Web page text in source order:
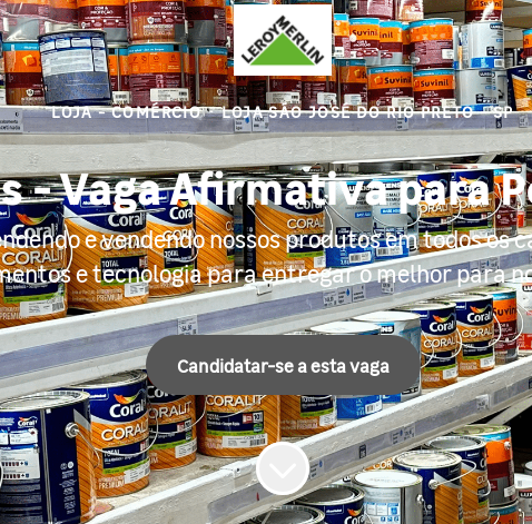
LOJA - COMÉRCIO · LOJA SÃO JOSÉ DO RIO PRETO - SP
- Vaga Afirmativa para
e vendendo nossos produtos em todos os
e tecnologia para entregar o melhor para
Candidatar-se a esta vaga